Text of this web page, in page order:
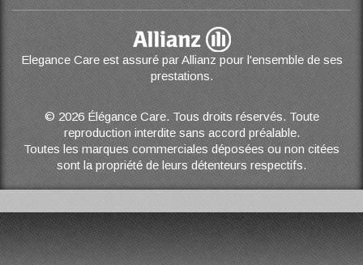
Elegance Care est assuré par Allianz pour l'ensemble de ses
prestations.
© 2026 Élégance Care. Tous droits réservés. Toute
reproduction interdite sans accord préalable.
Toutes les marques commerciales déposées ou non citées
sont la propriété de leurs détenteurs respectifs.